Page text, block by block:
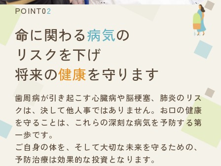
POINT02
命に関わる病気の
リスクを下げ
将来の健康を守ります
歯周病が引き起こす心臓病や脳梗塞、肺炎のリス
クは、 決して他人事ではありません。 お口の健康
を守ることは、 これらの深刻な病気を予防する第
一歩です。
ご自身の体を、そして大切な未来を守るための、
予防治療は効果的な投資となります。